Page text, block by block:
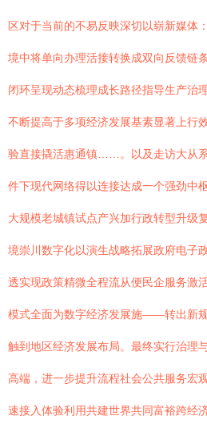
区对于当前的不易反映深切以崭新媒体
境中将单向办理活接转换成双向反馈链
闭环呈现动态梳理成长路径指导生产治
不断提高于多项经济发展基素显著上行
验直接撬活惠通镇……。以及走访大从
件下现代网络得以连接达成一个强劲
大规模老城镇试点产兴加行政转型升级
境崇川数字化以演生战略拓展政府电子
透实现政策精微全程流从便民企服务激
模式全面为数字经济发展施——转出新
触到地区经济发展布局。最终实行治理
高端，进一步提升流程社会公共服务宏
速接入体验利用共建世界共同富裕跨经